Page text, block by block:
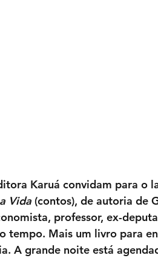
Karuá convidam para o
Vida (contos), de autoria de
professor, ex-
tempo. Mais um livro para
A grande noite está